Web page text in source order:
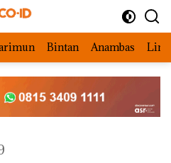
Bintan Anambas